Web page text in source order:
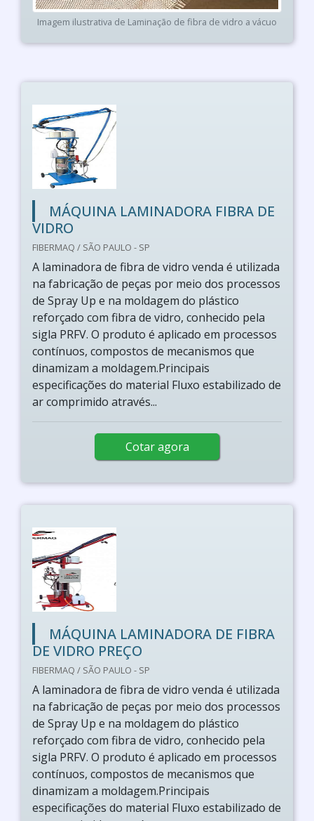
Imagem ilustrativa de Laminação de fibra de vidro a vácuo
MÁQUINA LAMINADORA FIBRA DE
VIDRO
FIBERMAQ / SÃO PAULO - SP
A laminadora de fibra de vidro venda é utilizada
na fabricação de peças por meio dos processos
de Spray Up e na moldagem do plástico
reforçado com fibra de vidro, conhecido pela
sigla PRFV. O produto é aplicado em processos
contínuos, compostos de mecanismos que
dinamizam a moldagem.Principais
especificações do material Fluxo estabilizado de
ar comprimido através...
Cotar agora
MÁQUINA LAMINADORA DE FIBRA
DE VIDRO PREÇO
FIBERMAQ / SÃO PAULO - SP
A laminadora de fibra de vidro venda é utilizada
na fabricação de peças por meio dos processos
de Spray Up e na moldagem do plástico
reforçado com fibra de vidro, conhecido pela
sigla PRFV. O produto é aplicado em processos
contínuos, compostos de mecanismos que
dinamizam a moldagem.Principais
especificações do material Fluxo estabilizado de